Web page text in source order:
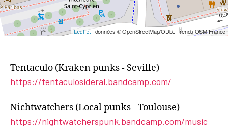
Leaflet| données © OpenStreetMap/ODbL - rendu OSM France
Tentaculo (Kraken punks - Seville)
https://tentaculosideral.bandcamp.com/
Nichtwatchers (Local punks - Toulouse)
https://nightwatcherspunk.bandcamp.com/music